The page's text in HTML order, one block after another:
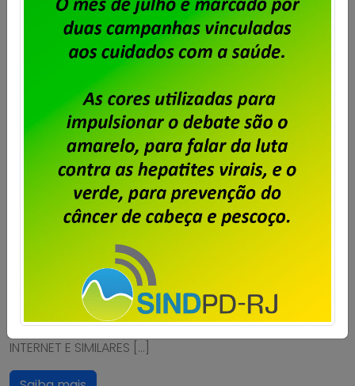
Serpro – assembleia para deliberar
greve por tempo indeterminado
Publicado porImprensaem14/10/2025.
A diretoria do Sindpd-RJ realizará assembleia com os
trabalhadores e trabalhadoras doSerpro no dia 17 de
outubro, às 12 horas, para tratar das demissões
o link para acesso à sala
é:https://us06web.zoom.us/j/89973392192?
pwd=JNhj5882Bwz5airSiOxs2CndOOgvWW.1Confira o
edital SINDICATO DOS TRABALHADORES EM EMPRESAS E
SERVIÇOSPÚBLICOS E PRIVADOS DE INFORMÁTICA E
INTERNET E SIMILARES […]